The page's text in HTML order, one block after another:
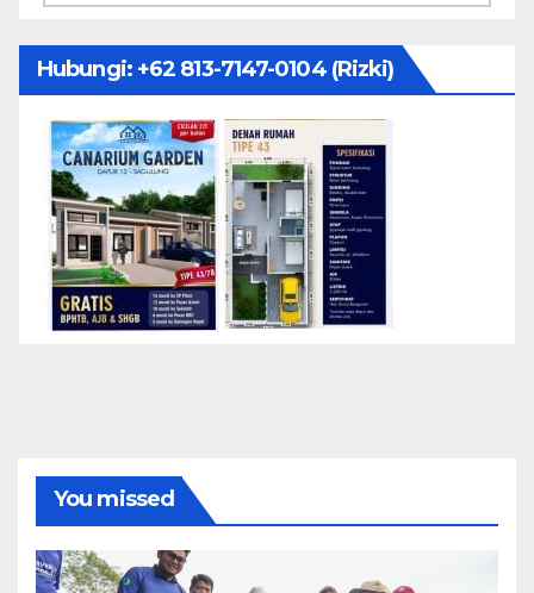
Hubungi: ‪+62 813-7147-0104‬ (Rizki)
You missed